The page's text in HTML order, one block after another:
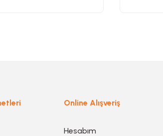
Online Alışveriş
Hesabım